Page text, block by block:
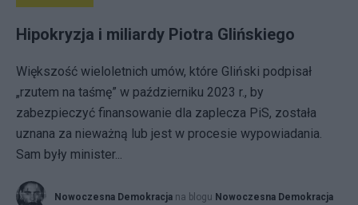
Hipokryzja i miliardy Piotra Glińskiego
Większość wieloletnich umów, które Gliński podpisał
„rzutem na taśmę” w październiku 2023 r., by
zabezpieczyć finansowanie dla zaplecza PiS, została
uznana za nieważną lub jest w procesie wypowiadania.
Sam były minister...
Nowoczesna Demokracja na blogu Nowoczesna Demokracja